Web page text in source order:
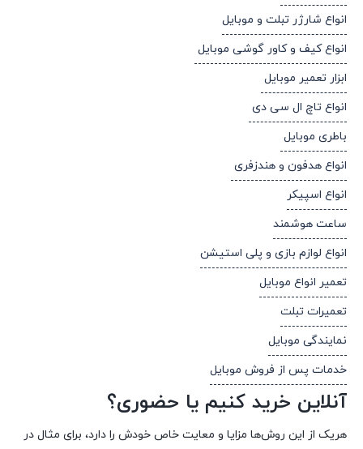
انواع شارژر تبلت و موبایل
انواع کیف و کاور گوشی موبایل
ابزار تعمیر موبایل
انواع تاچ ال سی دی
باطری موبایل
انواع هدفون و هندزفری
انواع اسپیکر
ساعت هوشمند
انواع لوازم بازی و پلی استیشن
تعمیر انواع موبایل
تعمیرات تبلت
نمایندگی موبایل
خدمات پس از فروش موبایل
آنلاین خرید کنیم یا حضوری؟
هریک از این روش‌ها مزایا و معایت خاص خودش را دارد، برای مثال در